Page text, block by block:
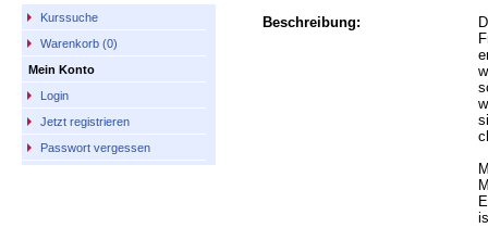
Kurssuche
Warenkorb (0)
Mein Konto
Login
Jetzt registrieren
Passwort vergessen
Beschreibung: